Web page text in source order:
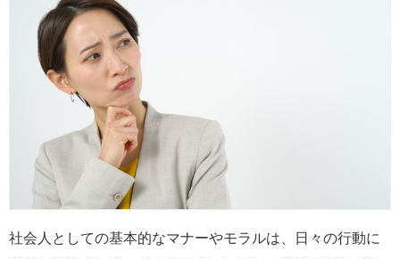
社会人としての基本的なマナーやモラルは、日々の行動に